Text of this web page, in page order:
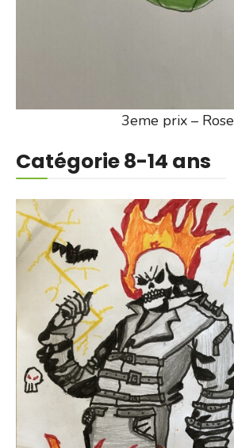
3eme prix – Rose
Catégorie 8-14 ans